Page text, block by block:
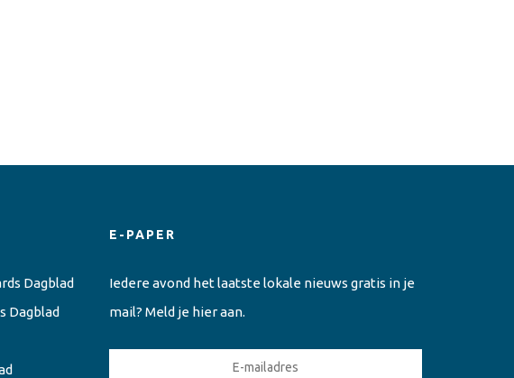
Dagblad
Dagblad
E-PAPER
Iedere avond het laatste lokale nieuws gratis in je
mail? Meld je hier aan.